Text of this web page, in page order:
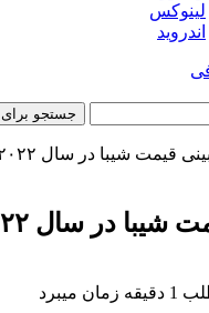
لینوکس
اندروید
جستجو برای
قیمت شیبا در سال ۲۰۲۲
در سال ۲۰۲۲
میبرد